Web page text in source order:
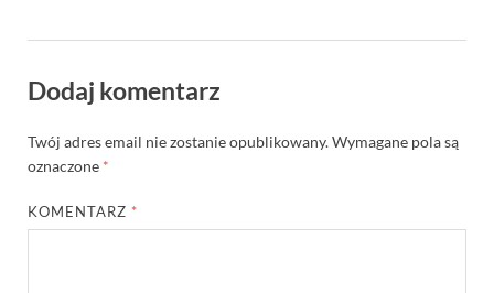
Dodaj komentarz
Twój adres email nie zostanie opublikowany.Wymagane pola są
oznaczone *
KOMENTARZ *